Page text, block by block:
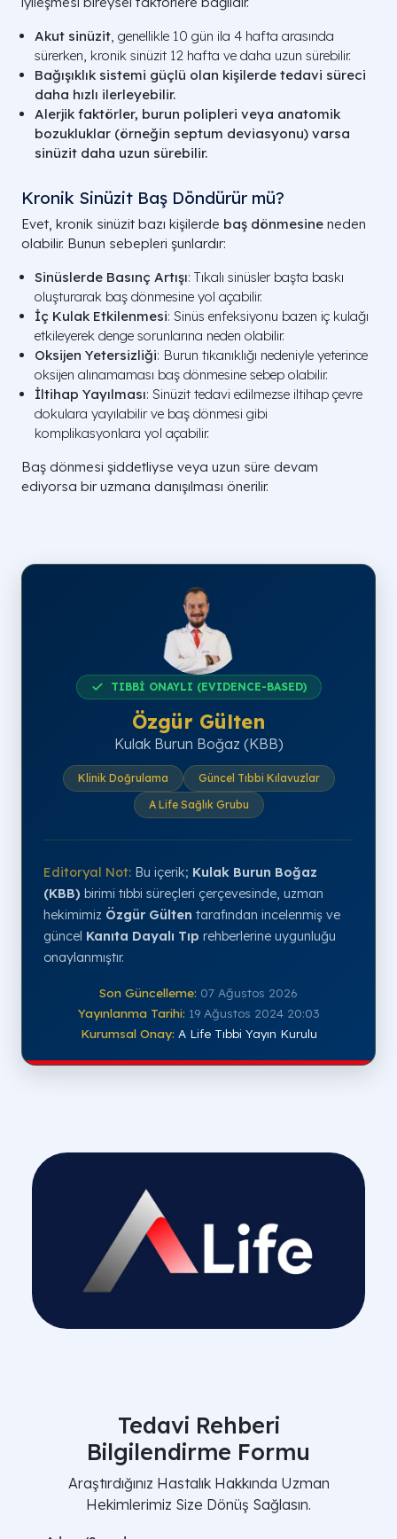
Akut sinüzit, genellikle 10 gün ila 4 hafta arasında
sürerken, kronik sinüzit 12 hafta ve daha uzun sürebilir.
Bağışıklık sistemi güçlü olan kişilerde tedavi süreci
daha hızlı ilerleyebilir.
Alerjik faktörler, burun polipleri veya anatomik
bozukluklar (örneğin septum deviasyonu) varsa
sinüzit daha uzun sürebilir.
Kronik Sinüzit Baş Döndürür mü?
Evet, kronik sinüzit bazı kişilerde baş dönmesine neden
olabilir. Bunun sebepleri şunlardır:
Sinüslerde Basınç Artışı: Tıkalı sinüsler başta baskı
oluşturarak baş dönmesine yol açabilir.
İç Kulak Etkilenmesi: Sinüs enfeksiyonu bazen iç kulağı
etkileyerek denge sorunlarına neden olabilir.
Oksijen Yetersizliği: Burun tıkanıklığı nedeniyle yeterince
oksijen alınamaması baş dönmesine sebep olabilir.
İltihap Yayılması: Sinüzit tedavi edilmezse iltihap çevre
dokulara yayılabilir ve baş dönmesi gibi
komplikasyonlara yol açabilir.
Baş dönmesi şiddetliyse veya uzun süre devam
ediyorsa bir uzmana danışılması önerilir.
TIBBİ ONAYLI (EVIDENCE-BASED)
Özgür Gülten
Kulak Burun Boğaz (KBB)
Klinik Doğrulama
Güncel Tıbbi Kılavuzlar
A Life Sağlık Grubu
Editoryal Not: Bu içerik; Kulak Burun Boğaz
(KBB) birimi tıbbi süreçleri çerçevesinde, uzman
hekimimiz Özgür Gülten tarafından incelenmiş ve
güncel Kanıta Dayalı Tıp rehberlerine uygunluğu
onaylanmıştır.
Son Güncelleme: 07 Ağustos 2026
Yayınlanma Tarihi: 19 Ağustos 2024 20:03
Kurumsal Onay: A Life Tıbbi Yayın Kurulu
Tedavi Rehberi
Bilgilendirme Formu
Araştırdığınız Hastalık Hakkında Uzman
Hekimlerimiz Size Dönüş Sağlasın.